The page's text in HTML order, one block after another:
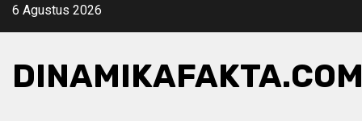
Skip6 Agustus 2026